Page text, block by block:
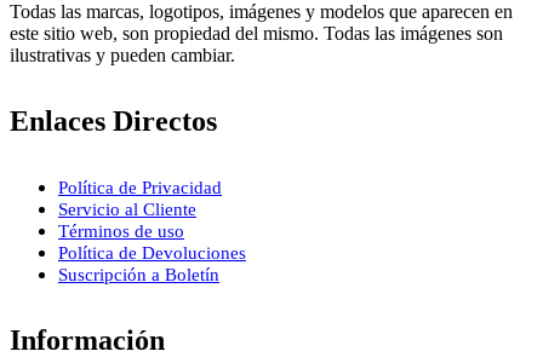
Todas las marcas, logotipos, imágenes y modelos que aparecen en
este sitio web, son propiedad del mismo. Todas las imágenes son
ilustrativas y pueden cambiar.
Enlaces Directos
Política de Privacidad
Servicio al Cliente
Términos de uso
Política de Devoluciones
Suscripción a Boletín
Información